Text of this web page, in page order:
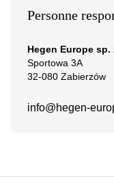
Personne
Hegen Europe sp.
Sportowa 3A
32-080 Zabierzów
info@hegen-